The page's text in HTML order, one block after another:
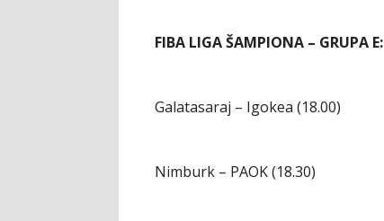
FIBA LIGA ŠAMPIONA – GRUPA E:
Galatasaraj – Igokea (18.00)
Nimburk – PAOK (18.30)